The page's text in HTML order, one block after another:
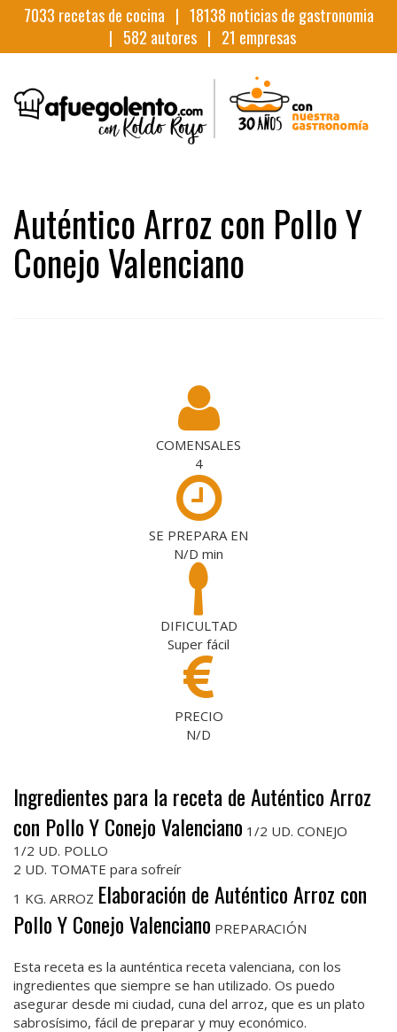
7033 recetas de cocina | 18138 noticias de gastronomia
| 582 autores | 21 empresas
Auténtico Arroz con Pollo Y
Conejo Valenciano
COMENSALES
4
SE PREPARA EN
N/D min
DIFICULTAD
Super fácil
PRECIO
N/D
Ingredientes para la receta de Auténtico Arroz
con Pollo Y Conejo Valenciano 1/2 UD. CONEJO
1/2 UD. POLLO
2 UD. TOMATE para sofreír
1 KG. ARROZ Elaboración de Auténtico Arroz con
Pollo Y Conejo Valenciano PREPARACIÓN
Esta receta es la aunténtica receta valenciana, con los
ingredientes que siempre se han utilizado. Os puedo
asegurar desde mi ciudad, cuna del arroz, que es un plato
sabrosísimo, fácil de preparar y muy económico.